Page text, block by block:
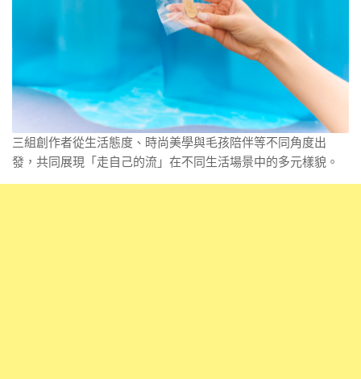
三組創作者從生活態度、時尚美學與毛孩陪伴等不同角度出
發，共同展現「走自己的流」在不同生活場景中的多元樣貌。